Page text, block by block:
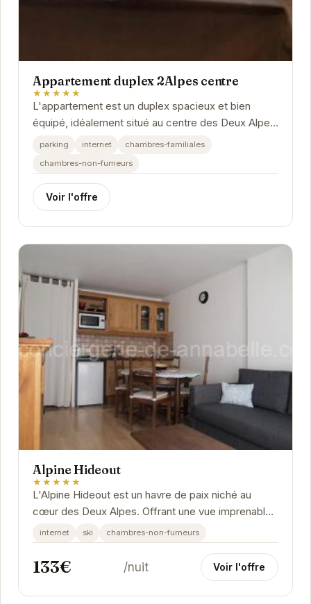
Appartement duplex 2Alpes centre
★★★★★
L'appartement est un duplex spacieux et bien
équipé, idéalement situé au centre des Deux Alpes.
Proche des commerces et des remontées...
parking internet
chambres-familiales
chambres-non-fumeurs
Voir l'offre
Alpine Hideout
★★★★★
L'Alpine Hideout est un havre de paix niché au
cœur des Deux Alpes. Offrant une vue imprenable
sur les montagnes, cet établissement propose
des...
internet ski chambres-non-fumeurs
133€ /nuit Voir l'offre